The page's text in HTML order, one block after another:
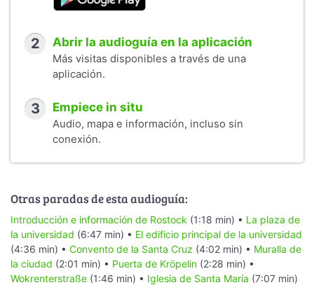
2 Abrir la audioguía en la aplicación
Más visitas disponibles a través de una
aplicación.
3 Empiece in situ
Audio, mapa e información, incluso sin
conexión.
Otras paradas de esta audioguía:
Introducción e información de Rostock (1:18 min) • La plaza de
la universidad (6:47 min) • El edificio principal de la universidad
(4:36 min) • Convento de la Santa Cruz (4:02 min) • Muralla de
la ciudad (2:01 min) • Puerta de Kröpelin (2:28 min) •
Wokrenterstraße (1:46 min) • Iglesia de Santa María (7:07 min)